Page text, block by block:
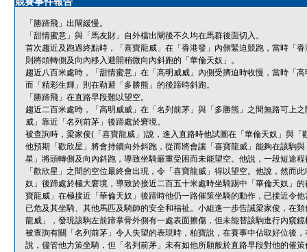
「勝蹄飛」出閘緩慢。
「甜情蜜意」與「馬友財」自外檔出閘後不久均在馬群後面切入。
首次趨近及跑過終點時，「喜寶龍威」在「香港發」內側緊迫競跑，當時「
則將頭轉側及向內移入避開稍微向內斜跑的「華倫天奴」。
趨近八百米處時，「甜情蜜意」在「高明威威」內側受擠迫時收慢，當時「
而「精彩生輝」則在勒避「多勝熊」的後蹄時斜跑。
「勝蹄飛」在直路早段難以望空。
趨近二百米處時，「高明威威」在「名列前茅」與「多勝熊」之間無路可上
威」靠近「名列前茅」後蹄處於窘境。
被查詢時，梁家俊(「喜寶龍威」)說，進入直路時他試圖在「華倫天奴」與
他預期「歡欣星」將會持續向外斜跑，從而將會讓「喜寶龍威」能夠在該駒
星」將頭轉側及向內斜跑，導致坐騎嚴重受困而未能望空。他說，一段短途
「歡欣星」之間的空位最終會出現，令「喜寶龍威」得以望空。他說，然而
奴」後蹄處於極大窘境，導致於接近二百五十米處時坐騎踢中「華倫天奴」
寶龍威」在極接近「華倫天奴」後蹄時他仍一路催策坐騎的動作，已接近令
已危及其坐騎、其他馬匹及騎師的安全和福祉。小組進一步告誡梁家俊，在
龍威」，發現該駒左前蹄掌骨外側有一處表面擦傷，但未能替該駒進行內窺鏡
被查詢有關「名列前茅」令人失望的表現時，柏寶說，在賽事中佔取好位後
說，儘管他力策坐騎，但「名列前茅」未有如他所願般於直路早段對他的催